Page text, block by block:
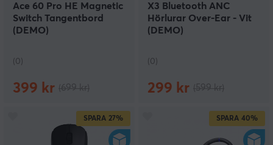
Ace 60 Pro HE Magnetic
Switch Tangentbord
(DEMO)
(0)
399 kr
X3 Bluetooth ANC
Hörlurar Over-Ear - Vit
(DEMO)
(0)
299 kr
SPARA 27% SPARA 40%